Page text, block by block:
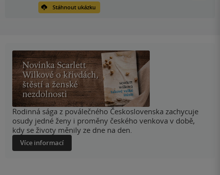
Stáhnout ukázku
Rodinná sága z poválečného Československa zachycuje
osudy jedné ženy i proměny českého venkova v době,
kdy se životy měnily ze dne na den.
Více informací